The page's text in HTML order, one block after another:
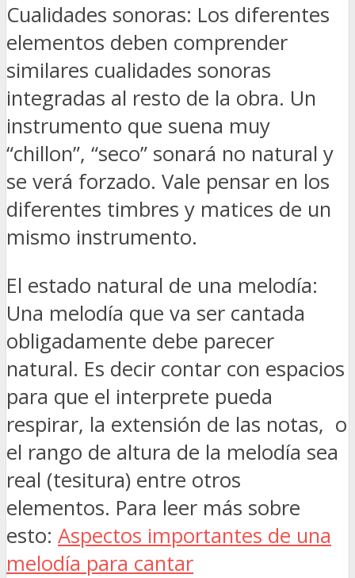
Cualidades sonoras: Los diferentes
elementos deben comprender
similares cualidades sonoras
integradas al resto de la obra. Un
instrumento que suena muy
“chillon”, “seco” sonará no natural y
se verá forzado. Vale pensar en los
diferentes timbres y matices de un
mismo instrumento.
El estado natural de una melodía:
Una melodía que va ser cantada
obligadamente debe parecer
natural. Es decir contar con espacios
para que el interprete pueda
respirar, la extensión de las notas, o
el rango de altura de la melodía sea
real (tesitura) entre otros
elementos. Para leer más sobre
esto: Aspectos importantes de una
melodía para cantar